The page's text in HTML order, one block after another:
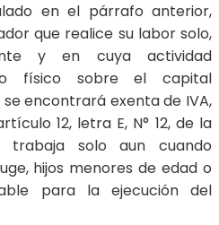
en el párrafo anterior,
que realice su labor solo,
y en cuya actividad
físico sobre el capital
encontrará exenta de IVA,
12, letra E, N° 12, de la
trabaja solo aun cuando
hijos menores de edad o
para la ejecución del